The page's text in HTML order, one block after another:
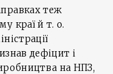
теж
краї й т. о.
дефіцит і
на НПЗ,